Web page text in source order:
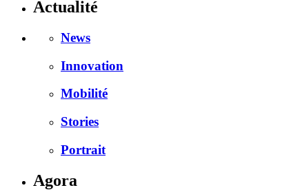
Actualité
News
Innovation
Mobilité
Stories
Portrait
Agora